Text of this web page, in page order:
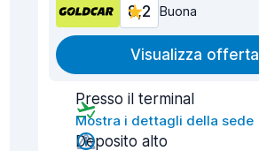
8,2 Buona
Visualizza offerta
Presso il terminal
Mostra i dettagli della sede
Deposito alto